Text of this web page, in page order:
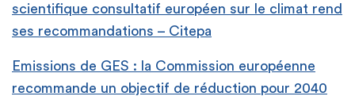
scientifique consultatif européen sur le climat rend
ses recommandations – Citepa
Emissions de GES : la Commission européenne
recommande un objectif de réduction pour 2040